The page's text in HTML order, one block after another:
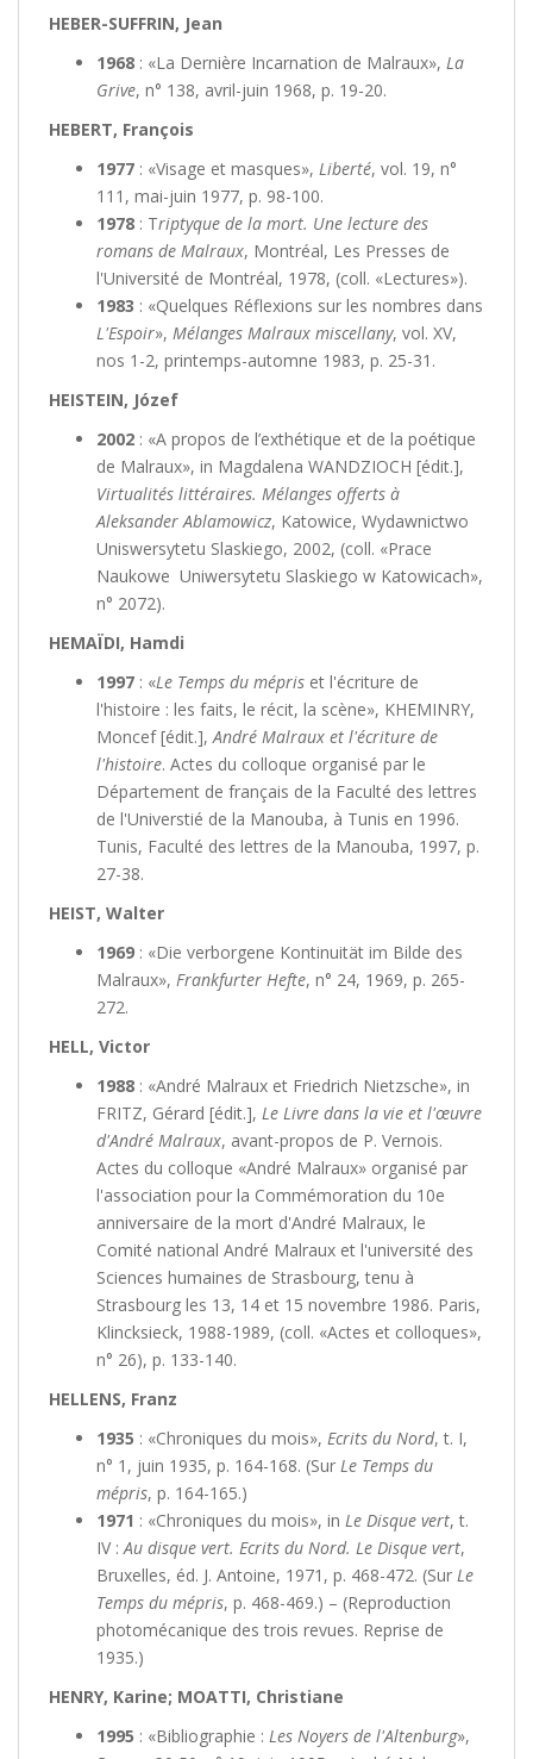
HEBER-SUFFRIN, Jean
1968 : «La Dernière Incarnation de Malraux», La
Grive, n° 138, avril-juin 1968, p. 19-20.
HEBERT, François
1977 : «Visage et masques», Liberté, vol. 19, n°
111, mai-juin 1977, p. 98-100.
1978 : Triptyque de la mort. Une lecture des
romans de Malraux, Montréal, Les Presses de
l'Université de Montréal, 1978, (coll. «Lectures»).
1983 : «Quelques Réflexions sur les nombres dans
L'Espoir», Mélanges Malraux miscellany, vol. XV,
nos 1-2, printemps-automne 1983, p. 25-31.
HEISTEIN, Józef
2002 : «A propos de l’exthétique et de la poétique
de Malraux», in Magdalena WANDZIOCH [édit.],
Virtualités littéraires. Mélanges offerts à
Aleksander Ablamowicz, Katowice, Wydawnictwo
Uniswersytetu Slaskiego, 2002, (coll. «Prace
Naukowe Uniwersytetu Slaskiego w Katowicach»,
n° 2072).
HEMAÏDI, Hamdi
1997 : «Le Temps du mépris et l'écriture de
l'histoire : les faits, le récit, la scène», KHEMINRY,
Moncef [édit.],André Malraux et l'écriture de
l'histoire. Actes du colloque organisé par le
Département de français de la Faculté des lettres
de l'Universtié de la Manouba, à Tunis en 1996.
Tunis, Faculté des lettres de la Manouba, 1997, p.
27-38.
HEIST, Walter
1969 : «Die verborgene Kontinuität im Bilde des
Malraux», Frankfurter Hefte, n° 24, 1969, p. 265-
272.
HELL, Victor
1988 : «André Malraux et Friedrich Nietzsche», in
FRITZ, Gérard [édit.], Le Livre dans la vie et l'œuvre
d'André Malraux, avant-propos de P. Vernois.
Actes du colloque «André Malraux» organisé par
l'association pour la Commémoration du 10e
anniversaire de la mort d'André Malraux, le
Comité national André Malraux et l'université des
Sciences humaines de Strasbourg, tenu à
Strasbourg les 13, 14 et 15 novembre 1986. Paris,
Klincksieck, 1988-1989, (coll. «Actes et colloques»,
n° 26), p. 133-140.
HELLENS, Franz
1935 : «Chroniques du mois», Ecrits du Nord, t. I,
n° 1, juin 1935, p. 164-168. (Sur Le Temps du
mépris, p. 164-165.)
1971 : «Chroniques du mois», in Le Disque vert, t.
IV :Au disque vert. Ecrits du Nord. Le Disque vert,
Bruxelles, éd. J. Antoine, 1971, p. 468-472. (Sur Le
Temps du mépris, p. 468-469.) – (Reproduction
photomécanique des trois revues. Reprise de
1935.)
HENRY, Karine; MOATTI, Christiane
1995 : «Bibliographie : Les Noyers de l'Altenburg»,